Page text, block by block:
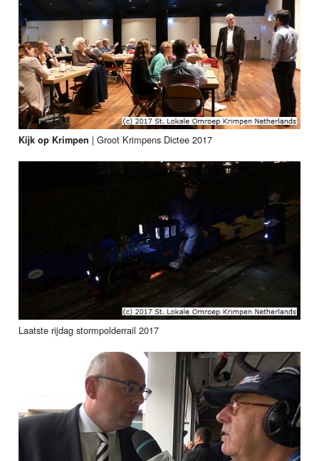
Kijk op Krimpen |Groot Krimpens Dictee 2017
Laatste rijdag stormpolderrail 2017